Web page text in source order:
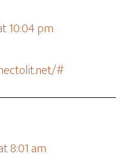
10:04 pm
#
8:01 am